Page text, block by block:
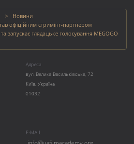
Новини
офіційним стримінг-партнером
запускає глядацьке голосування MEGOGO
Адреса
вул. Велика Васильківська, 72
Київ, Україна
01032
E-MAIL